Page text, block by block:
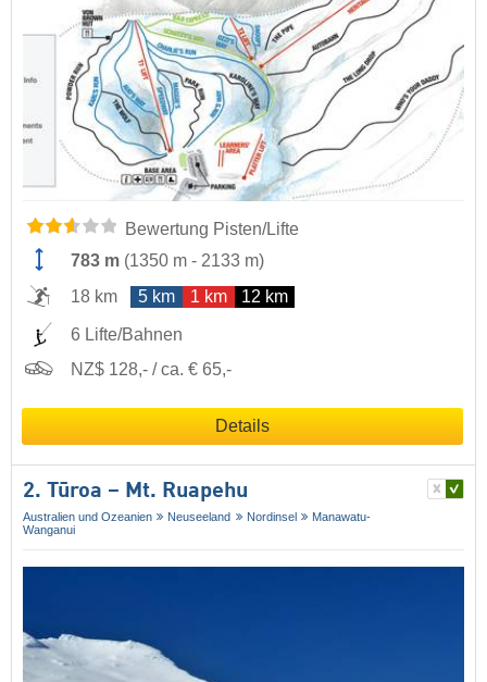
Bewertung Pisten/Lifte
783 m (1350 m - 2133 m)
18 km
5 km 1 km 12 km
6 Lifte/Bahnen
NZ$ 128,- / ca. € 65,-
Details
2. Tūroa – Mt. Ruapehu
Australien und Ozeanien Neuseeland Nordinsel
Manawatu-
Wanganui